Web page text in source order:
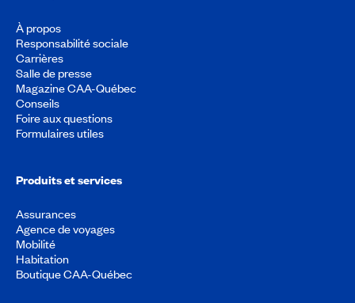
À propos
Responsabilité sociale
Carrières
Salle de presse
Magazine CAA-Québec
Conseils
Foire aux questions
Formulaires utiles
Produits et services
Assurances
Agence de voyages
Mobilité
Habitation
Boutique CAA-Québec